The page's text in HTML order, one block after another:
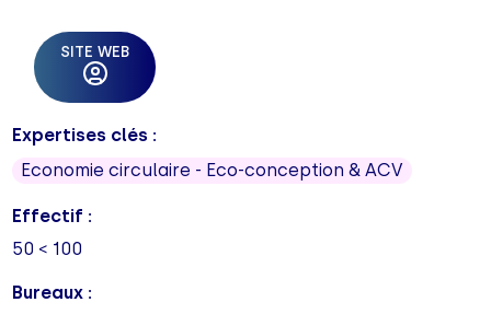
SITE WEB
Expertises clés :
Economie circulaire - Eco-conception & ACV
Effectif :
50 < 100
Bureaux :